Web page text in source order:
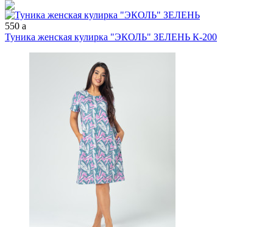
550 a
Туника женская кулирка "ЭКОЛЬ" ЗЕЛЕНЬ К-200